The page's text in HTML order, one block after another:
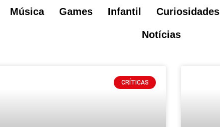
Música Games Infantil Curiosidades
Notícias
CRÍTICAS